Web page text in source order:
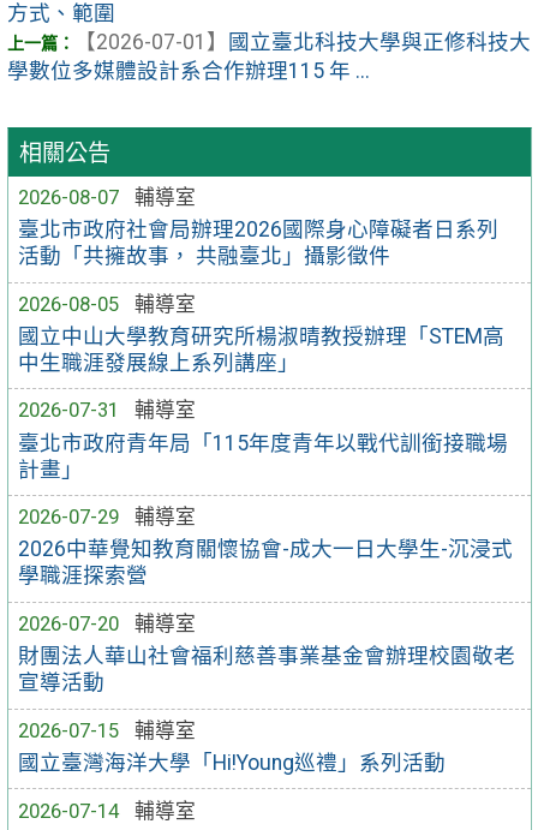
相關公告
2026-08-07
輔導室
臺北市政府社會局辦理2026國際身心障礙者日系列
活動「共擁故事， 共融臺北」攝影徵件
2026-08-05
輔導室
國立中山大學教育研究所楊淑晴教授辦理「STEM高
中生職涯發展線上系列講座」
2026-07-31
輔導室
臺北市政府青年局「115年度青年以戰代訓銜接職場
計畫」
2026-07-29
輔導室
2026中華覺知教育關懷協會-成大一日大學生-沉浸式
學職涯探索營
2026-07-20
輔導室
財團法人華山社會福利慈善事業基金會辦理校園敬老
宣導活動
2026-07-15
輔導室
國立臺灣海洋大學「Hi!Young巡禮」系列活動
2026-07-14
輔導室
方式、範圍
【2026-07-01】
國立臺北科技大學與正修科技大
學數位多媒體設計系合作辦理115 年 ...